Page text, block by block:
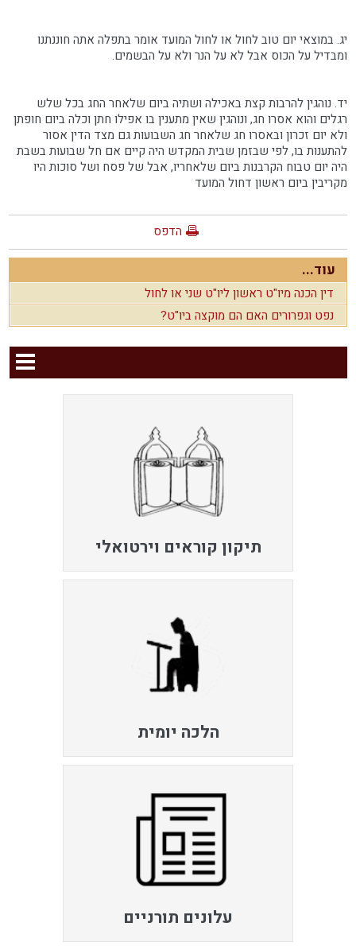
יג. במוצאי יום טוב לחול או לחול המועד אומר בתפלה אתה חוננתנו
ומבדיל על הכוס אבל לא על הנר ולא על הבשמים.
יד. נוהגין להרבות קצת באכילה ושתיה ביום שלאחר החג בכל שלש
רגלים והוא אסרו חג, ונוהגין שאין מתענין בו אפילו חתן וכלה ביום חופתן
ולא יום זכרון ובאסרו חג שלאחר חג השבועות גם מצד הדין אסור
להתענות בו, לפי שבזמן שבית המקדש היה קיים אם חל שבועות בשבת
היה יום טבוח הקרבנות ביום שלאחריו, אבל של פסח ושל סוכות היו
מקריבין ביום ראשון דחול המועד
הדפס
עוד...
דין הכנה מיו"ט ראשון ליו"ט שני או לחול
נפט וגפרורים האם הם מוקצה ביו"ט?
תיקון קוראים וירטואלי
הלכה יומית
עלונים תורניים